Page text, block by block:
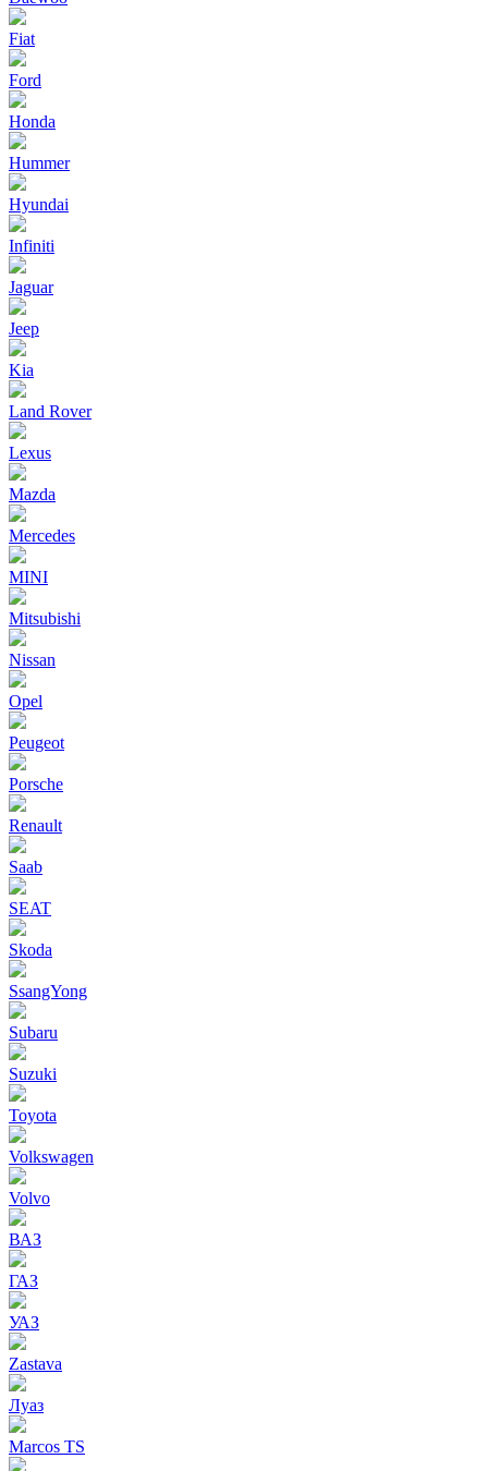
Fiat
Ford
Honda
Hummer
Hyundai
Infiniti
Jaguar
Jeep
Kia
Land Rover
Lexus
Mazda
Mercedes
MINI
Mitsubishi
Nissan
Opel
Peugeot
Porsche
Renault
Saab
SEAT
Skoda
SsangYong
Subaru
Suzuki
Toyota
Volkswagen
Volvo
ВАЗ
ГАЗ
УАЗ
Zastava
Луаз
Marcos TS